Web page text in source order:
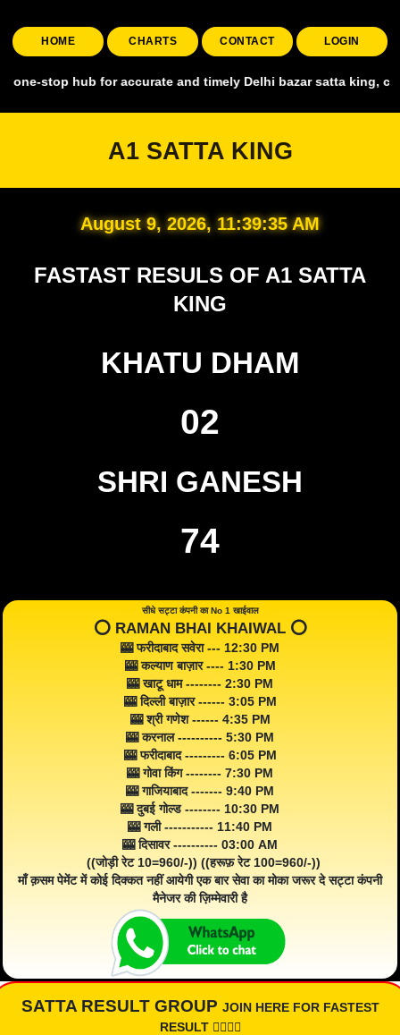
HOME CHARTS CONTACT LOGIN
hub for accurate and timely Delhi bazar satta king,
A1 SATTA KING
August 9, 2026, 11:39:36 AM
FASTAST RESULS OF A1 SATTA
KING
KHATU DHAM
02
SHRI GANESH
74
सीधे सट्टा कंपनी का No 1 खाईवाल
⭕️ RAMAN BHAI KHAIWAL ⭕️
🎰 फरीदाबाद सवेरा --- 12:30 PM
🎰 कल्याण बाज़ार ---- 1:30 PM
🎰 खाटू धाम -------- 2:30 PM
🎰 दिल्ली बाज़ार ------ 3:05 PM
🎰 श्री गणेश ------ 4:35 PM
🎰 करनाल ---------- 5:30 PM
🎰 फरीदाबाद --------- 6:05 PM
🎰 गोवा किंग -------- 7:30 PM
🎰 गाजियाबाद ------- 9:40 PM
🎰 दुबई गोल्ड -------- 10:30 PM
🎰 गली ----------- 11:40 PM
🎰 दिसावर ---------- 03:00 AM
((जोड़ी रेट 10=960/-)) ((हरूफ़ रेट 100=960/-))
माँ क़सम पेमेंट में कोई दिक्कत नहीं आयेगी एक बार सेवा का मोका जरूर दे सट्टा कंपनी
मैनेजर की ज़िम्मेवारी है
SATTA RESULT GROUP JOIN HERE FOR FASTEST
RESULT 👇🏾👇🏾